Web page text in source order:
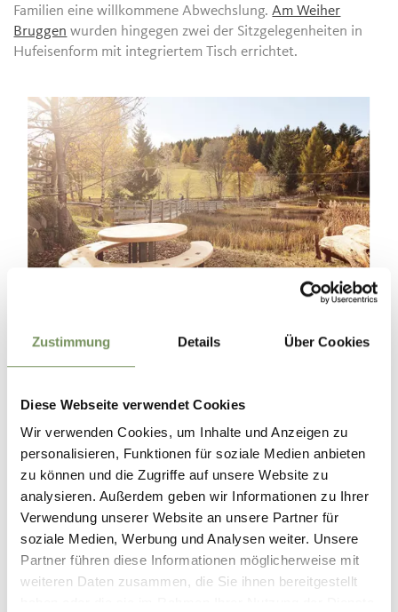
Zustimmung Details Über Cookies
Diese Webseite verwendet Cookies
Wir verwenden Cookies, um Inhalte und Anzeigen zu
personalisieren, Funktionen für soziale Medien anbieten
zu können und die Zugriffe auf unsere Website zu
analysieren. Außerdem geben wir Informationen zu Ihrer
Verwendung unserer Website an unsere Partner für
soziale Medien, Werbung und Analysen weiter. Unsere
Partner führen diese Informationen möglicherweise mit
weiteren Daten zusammen, die Sie ihnen bereitgestellt
Familien eine willkommene Abwechslung.Am Weiher
Bruggen wurden hingegen zwei der Sitzgelegenheiten in
Hufeisenform mit integriertem Tisch errichtet.
Gestaltet mit regionalem Handwerk und
Verantwortungsbewusstsein
Die Rastplätze wurden vom Tourismusverein Hafling-Vöran-
Meran 2000 mit Unterstützung der Gemeinden Hafling
und Vöran und in Zusammenarbeit mit Oswald Kröss der
Tischlerei Kofler aus Terlan errichtet. Kröss kennt die
Umgebung gut und legt Wert auf Qualität, Regionalität
und Nachhaltigkeit. Sein Ziel war es, „etwas für die eigene
Region zu tun“ – ein Leitgedanke, der sich in Materialwahl,